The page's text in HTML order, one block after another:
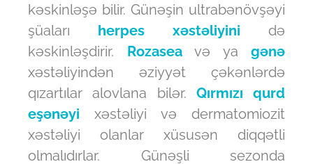
kəskinləşə bilir. Günəşin ultrabənövşəyi
şüaları herpes xəstəliyini
də
kəskinləşdirir. Rozaseavə ya gənə
xəstəliyindən əziyyət çəkənlərdə
qızartılar alovlana bilər. Qırmızı qurd
eşənəyi xəstəliyi və dermatomiozit
xəstəliyi olanlar xüsusən diqqətli
olmalıdırlar. Günəşli sezonda